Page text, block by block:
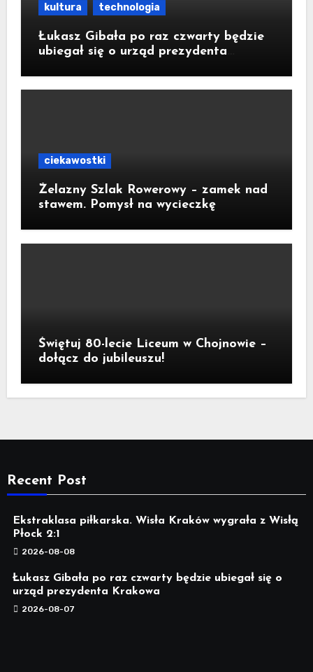
kultura technologia
Łukasz Gibała po raz czwarty będzie
ubiegał się o urząd prezydenta
ciekawostki
Żelazny Szlak Rowerowy – zamek nad
stawem. Pomysł na wycieczkę
Świętuj 80-lecie Liceum w Chojnowie –
dołącz do jubileuszu!
Recent Post
Ekstraklasa piłkarska. Wisła Kraków wygrała z Wisłą
Płock 2:1
2026-08-08
Łukasz Gibała po raz czwarty będzie ubiegał się o
urząd prezydenta Krakowa
2026-08-07